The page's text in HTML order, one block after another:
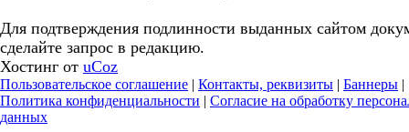
Для подтверждения подлинности выданных сайтом
сделайте запрос в редакцию.
Хостинг от uCoz
Пользовательское соглашение | Контакты, реквизиты | Баннеры |
Политика конфиденциальности | Согласие на обработку
данных